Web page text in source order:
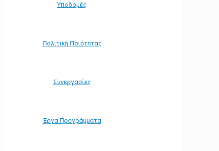
Υποδομές
Πολιτική Ποιότητας
Συνεργασίες
Έργα Προγράμματα